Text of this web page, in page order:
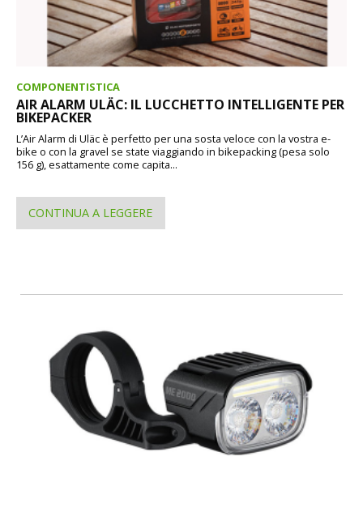
COMPONENTISTICA
AIR ALARM ULÄC: IL LUCCHETTO INTELLIGENTE PER
BIKEPACKER
L’Air Alarm di Uläc è perfetto per una sosta veloce con la vostra e-
bike o con la gravel se state viaggiando in bikepacking (pesa solo
156 g), esattamente come capita...
CONTINUA A LEGGERE